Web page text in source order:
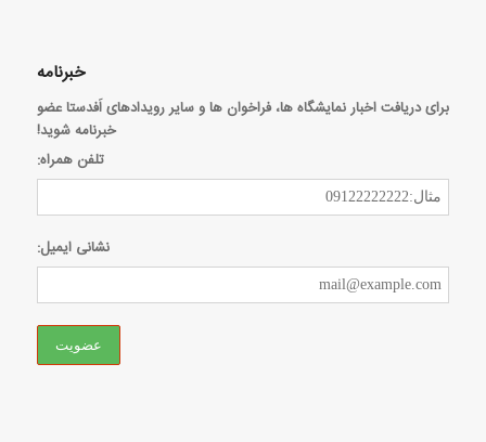
خبرنامه
برای دریافت اخبار نمایشگاه ها، فراخوان ها و سایر رویدادهای اَفدستا عضو
خبرنامه شوید!
تلفن همراه:
نشانی ایمیل: